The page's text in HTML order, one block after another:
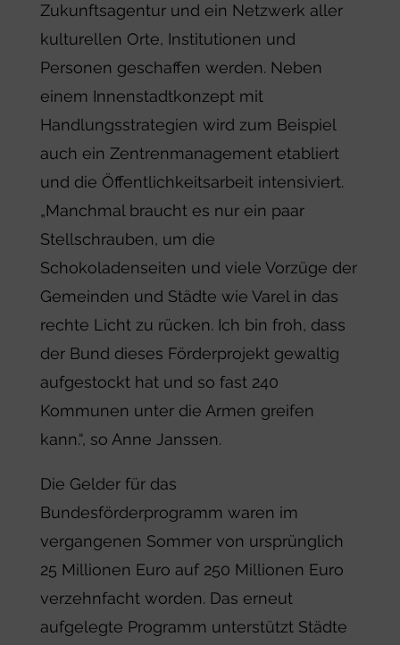
Zukunftsagentur und ein Netzwerk aller
kulturellen Orte, Institutionen und
Personen geschaffen werden. Neben
einem Innenstadtkonzept mit
Handlungsstrategien wird zum Beispiel
auch ein Zentrenmanagement etabliert
und die Öffentlichkeitsarbeit intensiviert.
„Manchmal braucht es nur ein paar
Stellschrauben, um die
Schokoladenseiten und viele Vorzüge der
Gemeinden und Städte wie Varel in das
rechte Licht zu rücken. Ich bin froh, dass
der Bund dieses Förderprojekt gewaltig
aufgestockt hat und so fast 240
Kommunen unter die Armen greifen
kann.“, so Anne Janssen.
Die Gelder für das
Bundesförderprogramm waren im
vergangenen Sommer von ursprünglich
25 Millionen Euro auf 250 Millionen Euro
verzehnfacht worden. Das erneut
aufgelegte Programm unterstützt Städte